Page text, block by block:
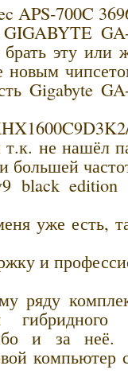
APS-700C
эту или
новым
Gigabyte
не нашёл
black edition
уже есть,
и
ряду
и за
компьютер